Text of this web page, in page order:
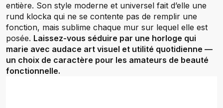
entière. Son style moderne et universel fait d’elle une
rund klocka qui ne se contente pas de remplir une
fonction, mais sublime chaque mur sur lequel elle est
posée. Laissez-vous séduire par une horloge qui
marie avec audace art visuel et utilité quotidienne —
un choix de caractère pour les amateurs de beauté
fonctionnelle.